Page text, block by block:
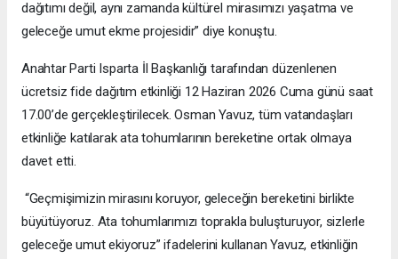
dağıtımı değil, aynı zamanda kültürel mirasımızı yaşatma ve
geleceğe umut ekme projesidir” diye konuştu.
Anahtar Parti Isparta İl Başkanlığı tarafından düzenlenen
ücretsiz fide dağıtım etkinliği 12 Haziran 2026 Cuma günü saat
17.00’de gerçekleştirilecek. Osman Yavuz, tüm vatandaşları
etkinliğe katılarak ata tohumlarının bereketine ortak olmaya
davet etti.
“Geçmişimizin mirasını koruyor, geleceğin bereketini birlikte
büyütüyoruz. Ata tohumlarımızı toprakla buluşturuyor, sizlerle
geleceğe umut ekiyoruz” ifadelerini kullanan Yavuz, etkinliğin